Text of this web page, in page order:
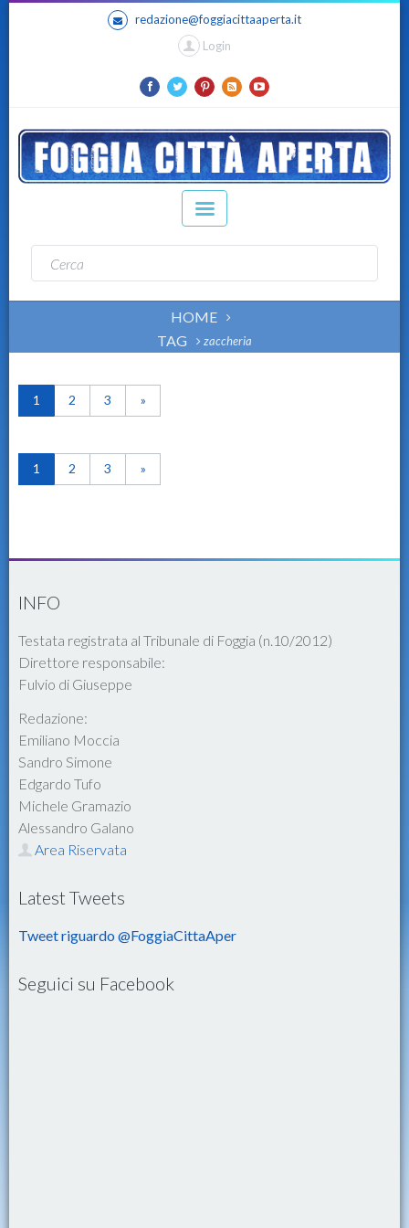
redazione@foggiacittaaperta.it
Login
HOME
TAG
zaccheria
1 2 3 »
1 2 3 »
INFO
Testata registrata al Tribunale di Foggia (n.10/2012)
Direttore responsabile:
Fulvio di Giuseppe
Redazione:
Emiliano Moccia
Sandro Simone
Edgardo Tufo
Michele Gramazio
Alessandro Galano
Area Riservata
Latest Tweets
Tweet riguardo @FoggiaCittaAper
Seguici su Facebook